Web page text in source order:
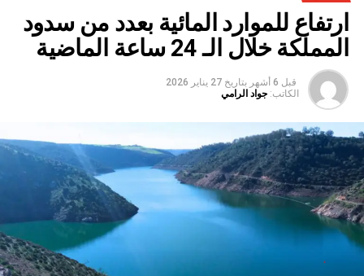
ارتفاع للموارد المائية بعدد من سدود
المملكة خلال الـ 24 ساعة الماضية
قبل 6 أشهر بتاريخ 27 يناير 2026
الكاتب: جواد الرامي